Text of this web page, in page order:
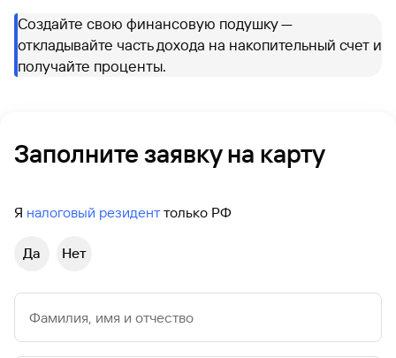
Создайте свою финансовую подушку —
откладывайте часть дохода на накопительный счет и
получайте проценты.
Заполните заявку на карту
Я налоговый резиденттолько РФ
Да Нет
Фамилия, имя и отчество